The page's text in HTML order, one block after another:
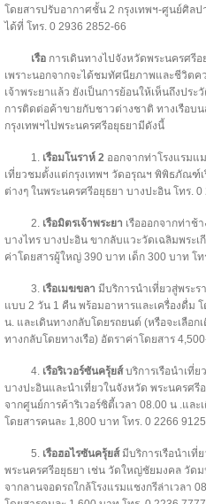
โดยสารปรับอากาศชั้น 2 กรุงเทพฯ-ศูนย์ศิล
ได้ที่ โทร. 0 2936 2852-66
เรือ การเดินทางไปจังหวัดพระนครศรี
เพราะนอกจากจะได้ชมทัศนียภาพและชีวิต
เจ้าพระยาแล้ว ยังเป็นการย้อนให้เห็นถึงปร
การติดต่อค้าขายกับชาวต่างชาติ ทางเรือบน
กรุงเทพฯไปพระนครศรีอยุธยามีดังนี้
1. เรือมโนราห์ 2 ออกจากท่าโรงแรมแ
เที่ยวชมตั้งแต่กรุงเทพฯ วัดอรุณฯ พิพิธภัณฑ์
ต่างๆ ในพระนครศรีอยุธยา บางปะอิน โทร. 0
2. เรือมิตรเจ้าพระยา เรือออกจากท่าช้
บางไทร บางปะอิน ขากลับแวะวัดเฉลิมพระเ
ค่าโดยสารผู้ใหญ่ 390 บาท เด็ก 300 บาท โ
3. เรือเมฆขลา มีบริการนำเที่ยวสู่พระ
แบบ 2 วัน 1 คืน พร้อมอาหารและเครื่องดื่ม
น. และเดินทางกลับโดยรถยนต์ (หรือจะเลือก
ทางกลับโดยทางเรือ) อัตราค่าโดยสาร
4. เรือริเวอร์ซันครุ้ยส์บริการเรือนำเที่ย
บางปะอินและนำเที่ยวในจังหวัด พระนครศ
จากศูนย์การค้าริเวอร์ซิตี้เวลา 08.00 น .แล
โดยสารคนละ 1,800 บาท โทร. 0 2266
5. เรือฮอไรซันครุ้ยส์มีบริการเรือนำเที่
พระนครศรีอยุธยา เช่น วัดใหญ่ชัยมงคล วัด
จากลานจอดรถใกล้โรงแรมแชงกรีล่าเวลา